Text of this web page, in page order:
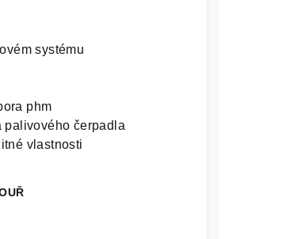
systému
phm
palivového čerpadla
vlastnosti